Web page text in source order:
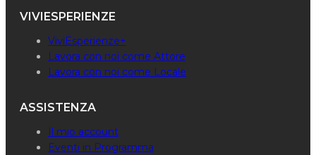
VIVIESPERIENZE
ViviEsperienze+
Lavora con noi come Attore
Lavora con noi come Locale
ASSISTENZA
Il mio account
Eventi in Programma